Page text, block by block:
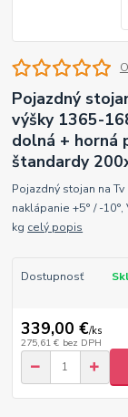
Pojazdný
výšky 1365-
dolná + horná
štandardy
Pojazdný stojan na
naklápanie +5° / -
kg celý popis
Dostupnosť
339,00 €/ks
275,61 € bez DPH